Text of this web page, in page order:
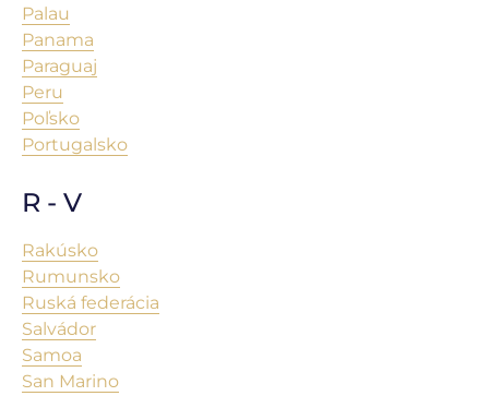
Palau
Panama
Paraguaj
Peru
Poľsko
Portugalsko
R - V
Rakúsko
Rumunsko
Ruská federácia
Salvádor
Samoa
San Marino